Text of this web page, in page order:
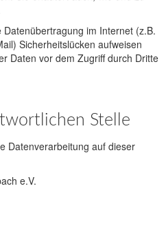
im Internet (z.B.
Sicherheitslücken aufweisen
Daten vor dem Zugriff durch Dritte
Stelle
Datenverarbeitung auf dieser
e.V.